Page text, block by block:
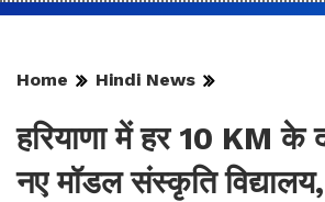
Home Hindi News
हरियाणा में हर 10 KM के
नए मॉडल संस्कृति